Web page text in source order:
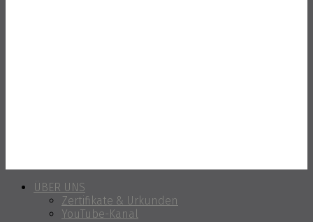
ÜBER UNS
Zertifikate & Urkunden
YouTube-Kanal